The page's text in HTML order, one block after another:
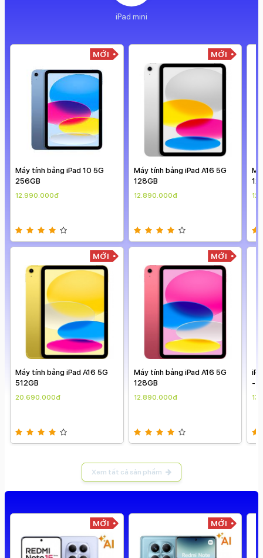
iPad mini
MỚI
Máy tính bảng iPad 10 5G
256GB
12.990.000đ
MỚI
Máy tính bảng iPad A16 5G
512GB
20.690.000đ
MỚI
Máy tính bảng iPad A16 5G
128GB
12.890.000đ
MỚI
Máy tính bảng iPad A16 5G
128GB
12.890.000đ
-
Xem tất cả sản phẩm
MỚI MỚI